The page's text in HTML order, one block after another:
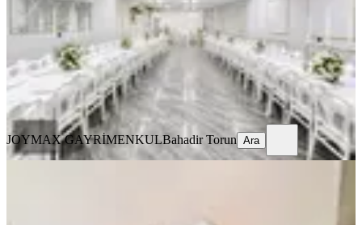
3 Oda·220 m²·Düz Giriş (Zemin)
900.000 ₺
JOYMAX GAYRİMENKUL Bahadir Torun
Ara
JOYMAX GAYRİMENKULBahadir Torun Ara
Yatırımlüx'den Doktorlar Caddesinde